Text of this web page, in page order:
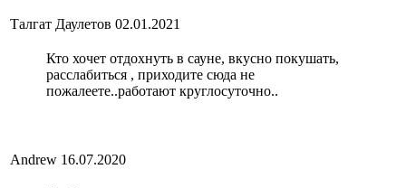
Талгат Даулетов 02.01.2021
Кто хочет отдохнуть в сауне, вкусно покушать,
расслабиться , приходите сюда не
пожалеете..работают круглосуточно..
Andrew 16.07.2020